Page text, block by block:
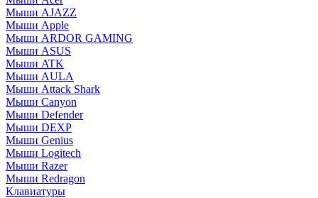
Мыши AJAZZ
Мыши Apple
Мыши ARDOR GAMING
Мыши ASUS
Мыши ATK
Мыши AULA
Мыши Attack Shark
Мыши Canyon
Мыши Defender
Мыши DEXP
Мыши Genius
Мыши Logitech
Мыши Razer
Мыши Redragon
Клавиатуры